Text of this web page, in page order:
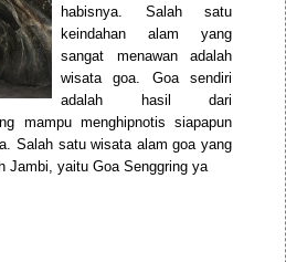
habisnya. Salah satu
keindahan alam yang
sangat menawan adalah
wisata goa. Goa sendiri
adalah hasil dari
mampu menghipnotis siapapun
Salah satu wisata alam goa yang
Jambi, yaitu Goa Senggring ya